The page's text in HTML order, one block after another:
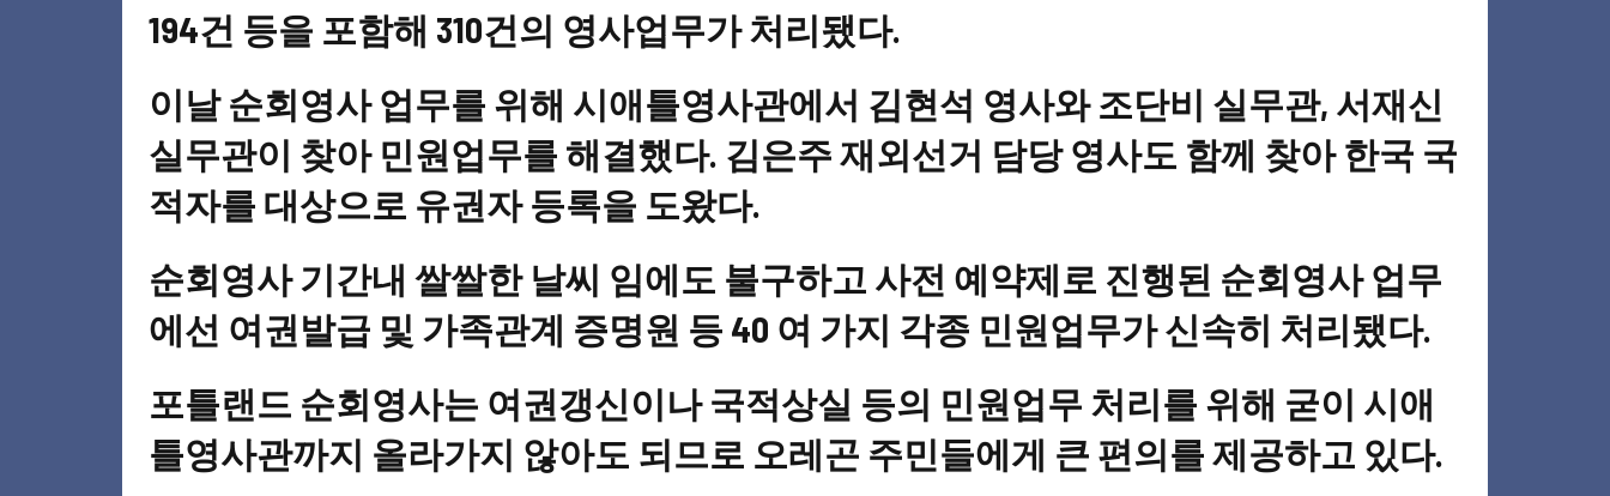
194건 등을 포함해 310건의 영사업무가 처리됐다.
이날 순회영사 업무를 위해 시애틀영사관에서 김현석 영사와 조단비 실무관, 서재신
실무관이 찾아 민원업무를 해결했다. 김은주 재외선거 담당 영사도 함께 찾아 한국 국
적자를 대상으로 유권자 등록을 도왔다.
순회영사 기간내 쌀쌀한 날씨 임에도 불구하고 사전 예약제로 진행된 순회영사 업무
에선 여권발급 및 가족관계 증명원 등 40 여 가지 각종 민원업무가 신속히 처리됐다.
포틀랜드 순회영사는 여권갱신이나 국적상실 등의 민원업무 처리를 위해 굳이 시애
틀영사관까지 올라가지 않아도 되므로 오레곤 주민들에게 큰 편의를 제공하고 있다.